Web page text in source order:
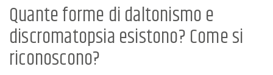
Quante forme di daltonismo e
discromatopsia esistono? Come si
riconoscono?